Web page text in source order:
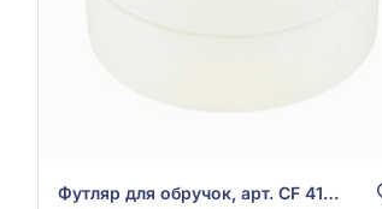
Футляр для обручок, арт. CF 4108и